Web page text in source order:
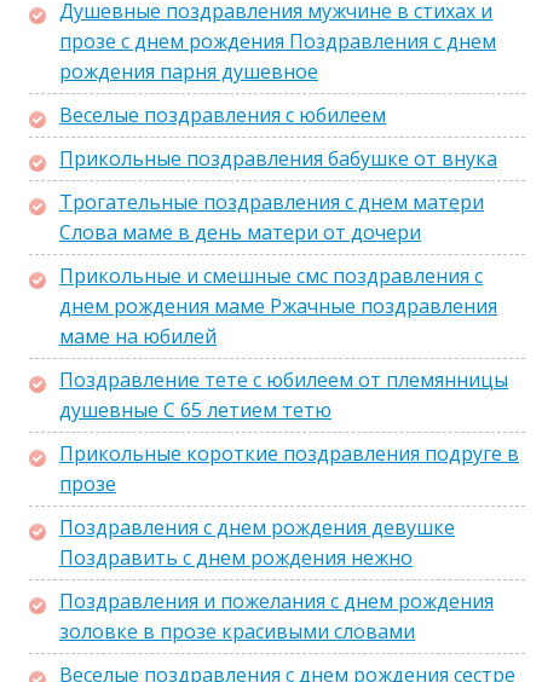
Душевные поздравления мужчине в стихах и
прозе с днем рождения Поздравления с днем
рождения парня душевное
Веселые поздравления с юбилеем
Прикольные поздравления бабушке от внука
Трогательные поздравления с днем матери
Слова маме в день матери от дочери
Прикольные и смешные смс поздравления с
днем рождения маме Ржачные поздравления
маме на юбилей
Поздравление тете с юбилеем от племянницы
душевные С 65 летием тетю
Прикольные короткие поздравления подруге в
прозе
Поздравления с днем рождения девушке
Поздравить с днем рождения нежно
Поздравления и пожелания с днем рождения
золовке в прозе красивыми словами
Веселые поздравления с днем рождения сестре